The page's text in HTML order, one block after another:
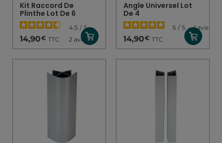
Kit Raccord De
Plinthe Lot De 6
4.5 / 5-
2avis
14,90€ TTC
Angle Universel Lot
De 4
5 / 5 - 1avis
14,90€ TTC